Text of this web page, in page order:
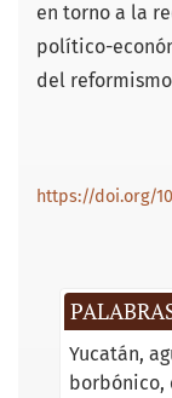
Yucatán
borbónico
en torno a la
político-
del
https://doi.org/